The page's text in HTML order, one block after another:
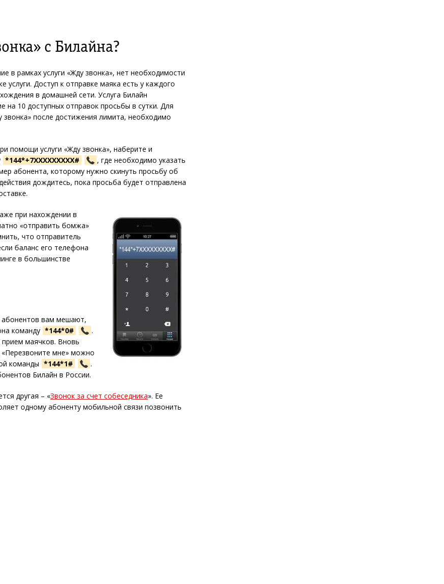
с Билайна?
в рамках услуги «Жду звонка», нет необходимости
услуги. Доступ к отправке маяка есть у каждого
в домашней сети. Услуга Билайн
на 10 доступных отправок просьбы в сутки. Для
после достижения лимита, необходимо
помощи услуги «Жду звонка», наберите и
*144*+7XXXXXXXXX#
, где необходимо указать
абонента, которому нужно скинуть просьбу об
дождитесь, пока просьба будет отправлена
при нахождении в
«отправить бомжа»
что отправитель
баланс его телефона
в большинстве
абонентов вам мешают,
команду *144*0#
.
маячков. Вновь
мне» можно
команды *144*1#
.
Билайн в России.
другая – «Звонок за счет собеседника». Ее
одному абоненту мобильной связи позвонить